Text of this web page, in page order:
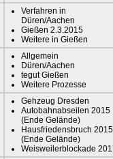
Verfahren in
Düren/Aachen
Gießen 2.3.2015
Weitere in Gießen
Allgemein
Düren/Aachen
tegut Gießen
Weitere Prozesse
Gehzeug Dresden
Autobahnabseilen 2015
(Ende Gelände)
Hausfriedensbruch 2015
(Ende Gelände)
Weisweilerblockade